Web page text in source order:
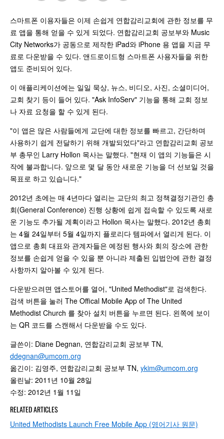
스마트폰 이용자들은 이제 손쉽게 연합감리교회에 관한 정보를 무
료 앱을 통해 얻을 수 있게 되었다. 연합감리교회 공보부와 Music
City Networks가 공동으로 제작한 iPad와 iPhone 용 앱을 지금 무
료로 다운받을 수 있다. 앤드로이드형 스마트폰 사용자들을 위한
앱도 준비되어 있다.
이 애플리케이션에는 일일 묵상, 뉴스, 비디오, 사진, 소셜미디어,
교회 찾기 등이 들어 있다. "Ask InfoServ" 기능을 통해 교회 정보
나 자료 요청을 할 수 있게 된다.
"이 앱은 많은 사람들에게 교단에 대한 정보를 빠르고, 간단하며
사용하기 쉽게 전달하기 위해 개발되었다"라고 연합감리교회 공보
부 총무인 Larry Hollon 목사는 말했다. "현재 이 앱의 기능들은 시
작에 불과합니다. 앞으로 몇 달 동안 새로운 기능을 더 선보일 것을
목표로 하고 있습니다."
2012년 초에는 매 4년마다 열리는 교단의 최고 정책결정기관인 총
회(General Conference) 진행 상황에 쉽게 접속할 수 있도록 새로
운 기능도 추가될 계획이라고 Hollon 목사는 말했다. 2012년 총회
는 4월 24일부터 5월 4일까지 플로리다 템파에서 열리게 된다. 이
앱으로 총회 대표와 관계자들은 예정된 행사와 회의 장소에 관한
정보를 손쉽게 얻을 수 있을 뿐 아니라 제출된 입법안에 관한 결정
사항까지 알아볼 수 있게 된다.
다운받으려면 앱스토어를 열어, "United Methodist"로 검색한다.
검색 버튼을 눌러 The Offical Mobile App of The United
Methodist Church 를 찾아 설치 버튼을 누르면 된다. 왼쪽에 보이
는 QR 코드를 스캔해서 다운받을 수도 있다.
글쓴이: Diane Degnan, 연합감리교회 공보부 TN,
ddegnan@umcom.org
옮긴이: 김영주, 연합감리교회 공보부 TN, ykim@umcom.org
올린날: 2011년 10월 28일
수정: 2012년 1월 11일
RELATED ARTICLES
United Methodists Launch Free Mobile App (영어기사 원문)